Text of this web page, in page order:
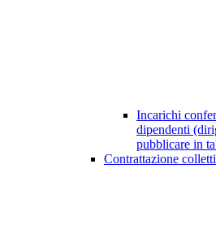
Incarichi
dipendenti
pubblicare in
Contrattazione